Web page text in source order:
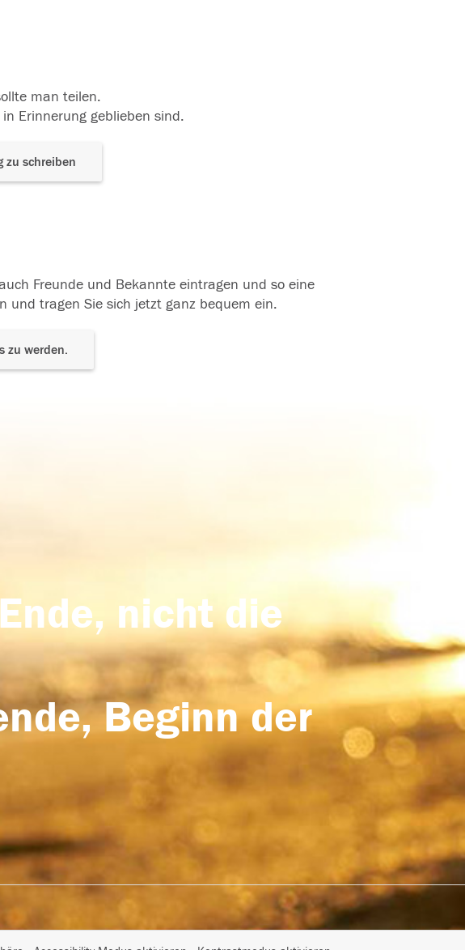
man teilen.
Erinnerung geblieben sind.
zu schreiben
Freunde und Bekannte eintragen und so eine
und tragen Sie sich jetzt ganz bequem ein.
zu werden.
nicht die
Beginn der